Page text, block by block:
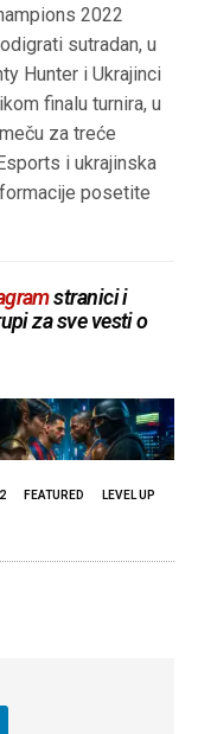
2022
sutradan, u
Hunter i Ukrajinci
finalu turnira, u
za treće
i ukrajinska
posetite
stranici i
za sve vesti o
FEATURED LEVEL UP